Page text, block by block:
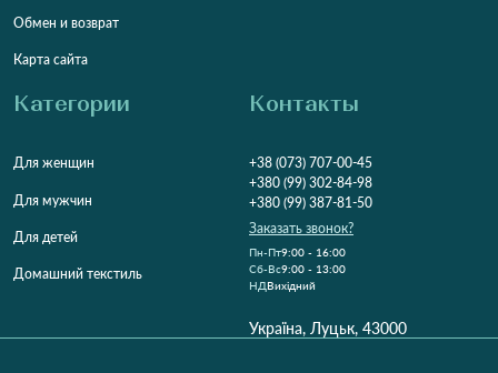
Обмен и возврат
Карта сайта
Категории
Для женщин
Для мужчин
Для детей
Домашний текстиль
Контакты
+38 (073) 707-00-45
+380 (99) 302-84-98
+380 (99) 387-81-50
Заказать звонок?
Пн-Пт9:00 - 16:00
Cб-Вс9:00 - 13:00
НДВихідний
Україна, Луцьк, 43000